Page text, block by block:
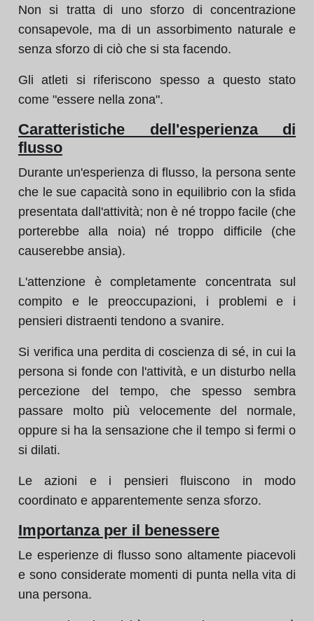
Non si tratta di uno sforzo di concentrazione
consapevole, ma di un assorbimento naturale e
senza sforzo di ciò che si sta facendo.
Gli atleti si riferiscono spesso a questo stato
come "essere nella zona".
Caratteristiche dell'esperienza di
flusso
Durante un'esperienza di flusso, la persona sente
che le sue capacità sono in equilibrio con la sfida
presentata dall'attività; non è né troppo facile (che
porterebbe alla noia) né troppo difficile (che
causerebbe ansia).
L'attenzione è completamente concentrata sul
compito e le preoccupazioni, i problemi e i
pensieri distraenti tendono a svanire.
Si verifica una perdita di coscienza di sé, in cui la
persona si fonde con l'attività, e un disturbo nella
percezione del tempo, che spesso sembra
passare molto più velocemente del normale,
oppure si ha la sensazione che il tempo si fermi o
si dilati.
Le azioni e i pensieri fluiscono in modo
coordinato e apparentemente senza sforzo.
Importanza per il benessere
Le esperienze di flusso sono altamente piacevoli
e sono considerate momenti di punta nella vita di
una persona.